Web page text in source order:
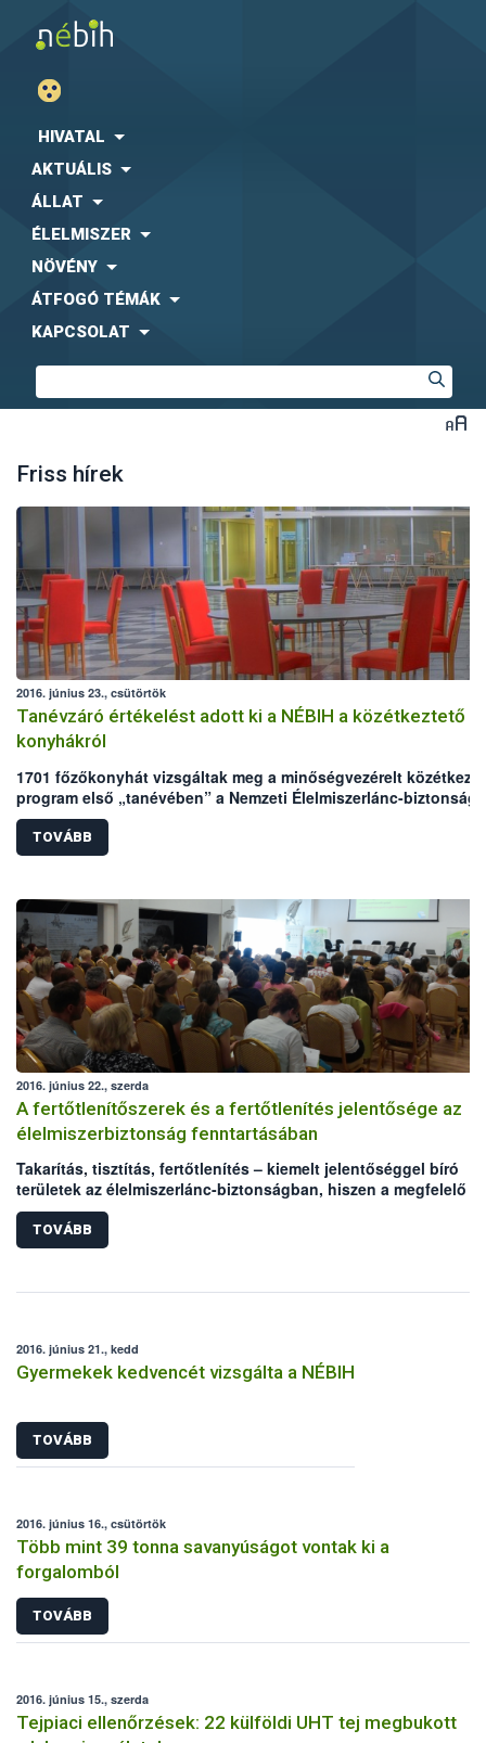
HIVATAL
AKTUÁLIS
ÁLLAT
ÉLELMISZER
NÖVÉNY
ÁTFOGÓ TÉMÁK
KAPCSOLAT
Friss hírek
2016. június 23., csütörtök
Tanévzáró értékelést adott ki a NÉBIH a közétkeztető
konyhákról
1701 főzőkonyhát vizsgáltak meg a minőségvezérelt
program első „tanévében” a Nemzeti Élelmiszerlánc-biztonsági
Hivatal (NÉBIH) szakmai auditorai. A meglepetésszerű helyszíni
szemléken a konyhák több mint 7%-a ért el jeles eredményt,
ugyanakkor 6%-uk elégtelenre vizsgázott. A gyengébb
hibák javításához és a fejlesztéshez nyújt szakmai segítséget.
TOVÁBB
2016. június 22., szerda
A fertőtlenítőszerek és a fertőtlenítés jelentősége az
élelmiszerbiztonság fenntartásában
Takarítás, tisztítás, fertőtlenítés – kiemelt jelentőséggel bíró
területek az élelmiszerlánc-biztonságban, hiszen a megfelelő
higiénia kialakítása, fenntartása az élelmiszerek biztonságát és
minőségét befolyásolja. A nem megfelelő hatékonyságú, vagy
rosszul használt fertőtlenítő szerek súlyos élelmiszerbiztonsági
Hivatal (NÉBIH) az Országos Tisztifőorvosi Hivatallal (OTH)
felmerülő problémák kezeléséről, a hatékony hibafeltárásról és
beavatkozásról, valamint megoldási lehetőségekről is
TOVÁBB
2016. június 21., kedd
Gyermekek kedvencét vizsgálta a NÉBIH
TOVÁBB
2016. június 16., csütörtök
Több mint 39 tonna savanyúságot vontak ki a
forgalomból
TOVÁBB
2016. június 15., szerda
Tejpiaci ellenőrzések: 22 külföldi UHT tej megbukott